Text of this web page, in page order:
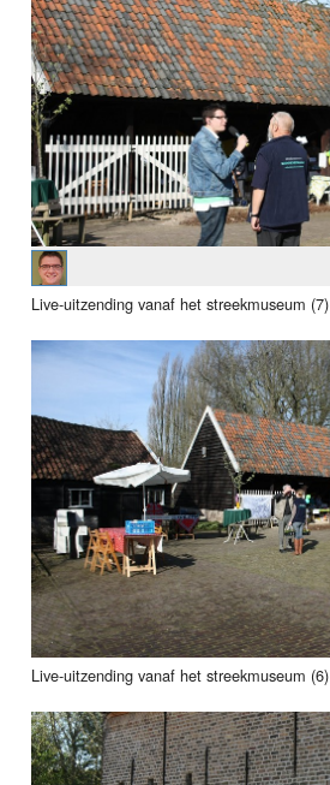
Live-uitzending vanaf het streekmuseum (7)
Live-uitzending vanaf het streekmuseum (6)